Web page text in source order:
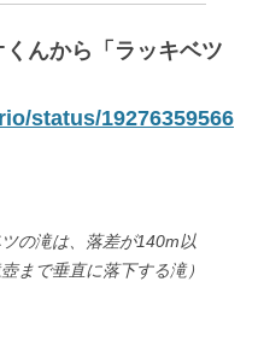
んから「ラッキベツ
status/19276359566
の滝は、落差が140m以
まで垂直に落下する滝）